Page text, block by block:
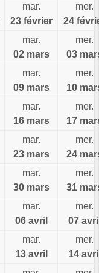
mar.
23 février
mer.
24
mar.
02 mars
mer.
03
mar.
09 mars
mer.
10
mar.
16 mars
mer.
17
mar.
23 mars
mer.
24
mar.
30 mars
mer.
31
mar.
06 avril
mer.
07
mar.
13 avril
mer.
14